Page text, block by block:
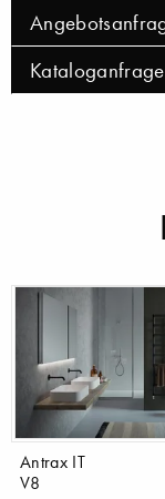
Kataloganfrage
Antrax IT
V8